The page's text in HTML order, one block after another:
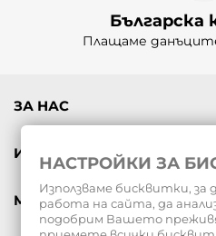
Българска
Плащаме
ЗА НАС
ИНФОРМАЦИЯ
МОЯТ ПРОФИЛ
НАСТРОЙКИ ЗА
Използваме бисквитки, за
работа на сайта, да
подобрим Вашето